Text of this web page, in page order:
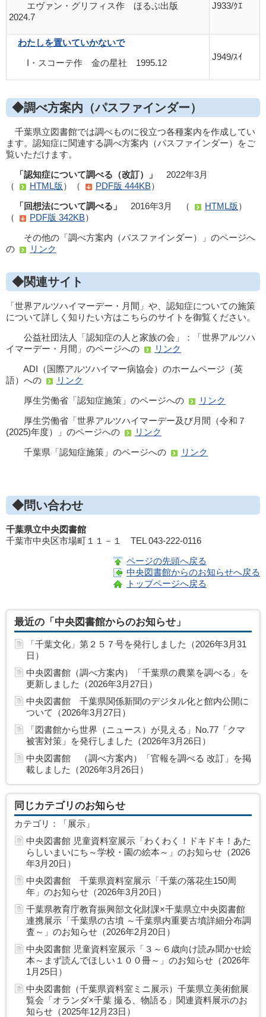
エヴァン・グリフィス作 ほるぷ出版
2024.7
J933/ｸｴ
わたしを置いていかないで
I・スコーテ作 金の星社 1995.12
J949/ｽｲ
◆調べ方案内（パスファインダー）
千葉県立図書館では調べものに役立つ各種案内を作成してい
ます。認知症に関連する調べ方案内（パスファインダー）をご
覧いただけます。
「認知症について調べる（改訂）」
2022年3月
（
HTML版）（ PDF版 444KB）
「回想法について調べる」
2016年3月 （ HTML版）
（
PDF版 342KB）
その他の「調べ方案内（パスファインダー）」のページへ
の
リンク
◆関連サイト
「世界アルツハイマーデー・月間」や、認知症についての施策
について詳しく知りたい方はこちらのサイトを御覧ください。
公益社団法人「認知症の人と家族の会」：「世界アルツハ
イマーデー・月間」のページへの
リンク
ADI（国際アルツハイマー病協会）のホームページ（英
語）への
リンク
厚生労働省「認知症施策」のページへの
リンク
厚生労働省「世界アルツハイマーデー及び月間（令和７
(2025)年度）」のページへの
リンク
千葉県「認知症施策」のページへの
リンク
◆問い合わせ
千葉県立中央図書館
千葉市中央区市場町１１－１ TEL 043-222-0116
ページの先頭へ戻る
中央図書館からのお知らせへ戻る
トップページへ戻る
最近の「中央図書館からのお知らせ」
「千葉文化」第２５７号を発行しました（2026年3月31
日）
中央図書館（調べ方案内）「千葉県の農業を調べる」を
更新しました（2026年3月27日）
中央図書館 千葉県関係新聞のデジタル化と館内公開に
ついて（2026年3月27日）
「図書館から世界（ニュース）が見える」No.77「クマ
被害対策」を発行しました（2026年3月26日）
中央図書館 （調べ方案内）「官報を調べる 改訂」を掲
載しました（2026年3月26日）
同じカテゴリのお知らせ
カテゴリ：「展示」
中央図書館 児童資料室展示「わくわく！ドキドキ！あた
らしいまいにち～学校・園の絵本～」のお知らせ（2026
年3月20日）
中央図書館 千葉県資料室展示「千葉の落花生150周
年」のお知らせ（2026年3月20日）
千葉県教育庁教育振興部文化財課×千葉県立中央図書館
連携展示「千葉県の古墳 ～千葉県内重要古墳詳細分布調
査～」のお知らせ（2026年2月20日）
中央図書館 児童資料室展示「３～６歳向け読み聞かせ絵
本～まず読んでほしい１００冊～」のお知らせ（2026年
1月25日）
中央図書館（千葉県資料室ミニ展示）千葉県立美術館展
覧会「オランダ×千葉 撮る、物語る」関連資料展示のお
知らせ（2025年12月23日）